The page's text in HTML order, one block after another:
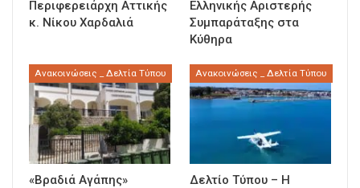
Περιφερειάρχη Αττικής
κ. Νίκου Χαρδαλιά
Ελληνικής Αριστερής
Συμπαράταξης στα
Κύθηρα
Ανακοινώσεις _ Δελτία Τύπου
«Βραδιά Αγάπης»
Ανακοινώσεις _ Δελτία Τύπου
Δελτίο Τύπου – Η